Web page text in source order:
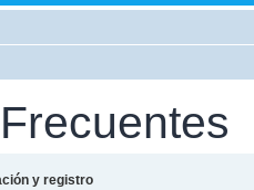
y registro